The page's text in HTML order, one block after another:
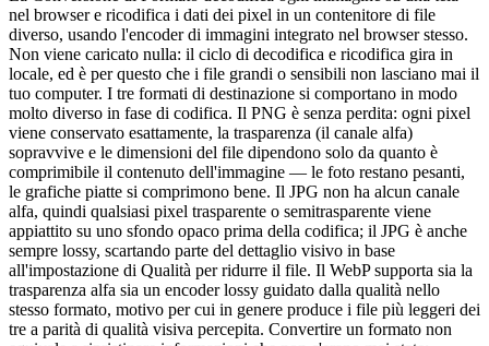
nel browser e ricodifica i dati dei pixel in un contenitore di file
diverso, usando l'encoder di immagini integrato nel browser stesso.
Non viene caricato nulla: il ciclo di decodifica e ricodifica gira in
locale, ed è per questo che i file grandi o sensibili non lasciano mai il
tuo computer. I tre formati di destinazione si comportano in modo
molto diverso in fase di codifica. Il PNG è senza perdita: ogni pixel
viene conservato esattamente, la trasparenza (il canale alfa)
sopravvive e le dimensioni del file dipendono solo da quanto è
comprimibile il contenuto dell'immagine — le foto restano pesanti,
le grafiche piatte si comprimono bene. Il JPG non ha alcun canale
alfa, quindi qualsiasi pixel trasparente o semitrasparente viene
appiattito su uno sfondo opaco prima della codifica; il JPG è anche
sempre lossy, scartando parte del dettaglio visivo in base
all'impostazione di Qualità per ridurre il file. Il WebP supporta sia la
trasparenza alfa sia un encoder lossy guidato dalla qualità nello
stesso formato, motivo per cui in genere produce i file più leggeri dei
tre a parità di qualità visiva percepita. Convertire un formato non